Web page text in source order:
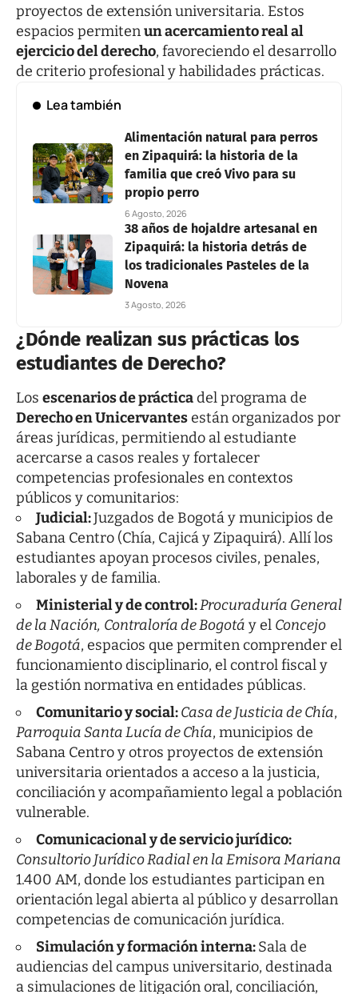
proyectos de extensión universitaria. Estos
espacios permitenun acercamiento real al
ejercicio del derecho, favoreciendo el desarrollo
de criterio profesional y habilidades prácticas.
Lea también
Alimentación natural para perros
en Zipaquirá: la historia de la
familia que creó Vivo para su
propio perro
6 Agosto, 2026
38 años de hojaldre artesanal en
Zipaquirá: la historia detrás de
los tradicionales Pasteles de la
Novena
3 Agosto, 2026
¿Dónde realizan sus prácticas los
estudiantes de Derecho?
Los escenarios de prácticadel programa de
Derecho en Unicervantesestán organizados por
áreas jurídicas, permitiendo al estudiante
acercarse a casos reales y fortalecer
competencias profesionales en contextos
públicos y comunitarios:
Judicial:Juzgados de Bogotá y municipios de
Sabana Centro (Chía, Cajicá y Zipaquirá). Allí los
estudiantes apoyan procesos civiles, penales,
laborales y de familia.
Ministerial y de control:Procuraduría General
de la Nación, Contraloría de Bogotá y el Concejo
de Bogotá, espacios que permiten comprender el
funcionamiento disciplinario, el control fiscal y
la gestión normativa en entidades públicas.
Comunitario y social:Casa de Justicia de Chía,
Parroquia Santa Lucía de Chía, municipios de
Sabana Centro y otros proyectos de extensión
universitaria orientados a acceso a la justicia,
conciliación y acompañamiento legal a población
vulnerable.
Comunicacional y de servicio jurídico:
Consultorio Jurídico Radial en la Emisora Mariana
1.400 AM, donde los estudiantes participan en
orientación legal abierta al público y desarrollan
competencias de comunicación jurídica.
Simulación y formación interna:Sala de
audiencias del campus universitario, destinada
a simulaciones de litigación oral, conciliación,